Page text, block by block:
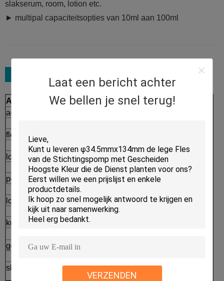
Laat een bericht achter
We bellen je snel terug!
VERZENDEN
slakserum, room, lotion etc.
► multipal capaciteitsopties van 10ml aan 100ml
Assortiment
Proces
acrylkruik
fles zonder lucht
→
lotionfles
Paiting en Plateren
→
pompfles
Serigrafiedruk
los poedergeval
Verpakking
⇒
kussengeval
geurbestrijdende stok
skincare verpakkingsreeks